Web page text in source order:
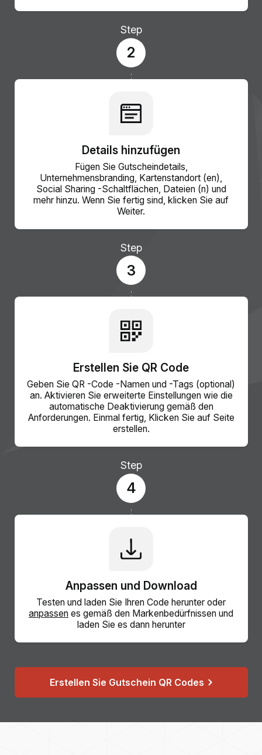
Step
2
Details hinzufügen
Fügen Sie Gutscheindetails,
Unternehmensbranding, Kartenstandort (en),
Social Sharing -Schaltflächen, Dateien (n) und
mehr hinzu. Wenn Sie fertig sind, klicken Sie auf
Weiter.
Step
3
Erstellen Sie QR Code
Geben Sie QR -Code -Namen und -Tags (optional)
an. Aktivieren Sie erweiterte Einstellungen wie die
automatische Deaktivierung gemäß den
Anforderungen. Einmal fertig, Klicken Sie auf Seite
erstellen.
Step
4
Anpassen und Download
Testen und laden Sie Ihren Code herunter oder
anpassen es gemäß den Markenbedürfnissen und
laden Sie es dann herunter
Erstellen Sie Gutschein QR Codes